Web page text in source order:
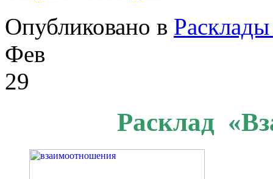
Опубликовано в
Фев
29
Расклад